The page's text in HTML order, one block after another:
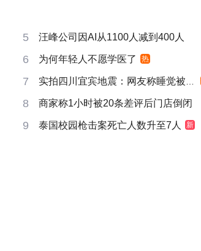
5 汪峰公司因AI从1100人减到400人
6 为何年轻人不愿学医了 热
7 实拍四川宜宾地震：网友称睡觉被摇醒
8 商家称1小时被20条差评后门店倒闭
9 泰国校园枪击案死亡人数升至7人 新